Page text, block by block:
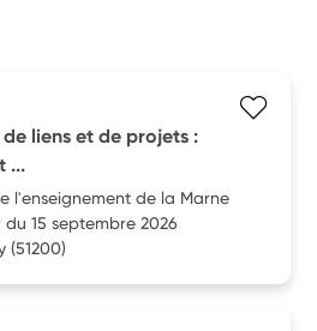
liens et de projets :
...
l'enseignement de la Marne
15 septembre 2026
(51200)